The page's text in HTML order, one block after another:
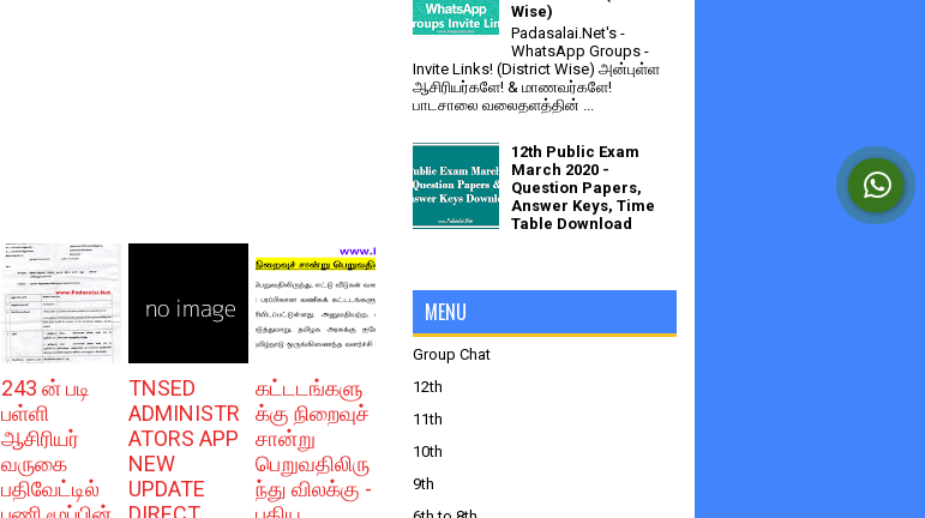
243 ன் படி
பள்ளி
ஆசிரியர்
வருகை
பதிவேட்டில்
TNSED
ADMINISTR
ATORS APP
NEW
UPDATE
கட்டடங்களு
க்கு நிறைவுச்
சான்று
பெறுவதிலிரு
ந்து விலக்கு -
Wise)
Padasalai.Net's -
WhatsApp Groups -
Invite Links! (District Wise) அன்புள்ள
ஆசிரியர்களே! & மாணவர்களே!
பாடசாலை வலைதளத்தின் ...
12th Public Exam
March 2020 -
Question Papers,
Answer Keys, Time
Table Download
MENU
Group Chat
12th
11th
10th
9th